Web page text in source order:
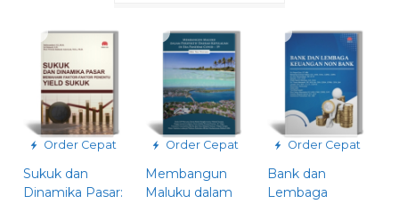
Order Cepat
Sukuk dan
Dinamika Pasar:
Order Cepat
Membangun
Maluku dalam
Order Cepat
Bank dan
Lembaga